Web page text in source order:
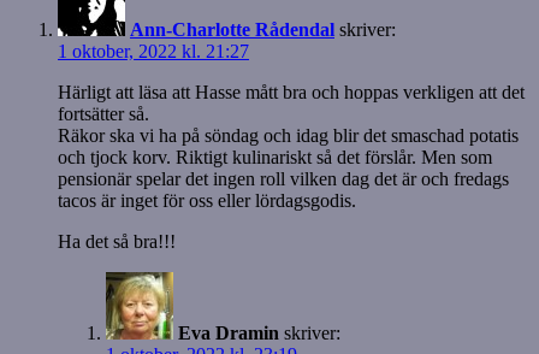
Ann-Charlotte Rådendal skriver:
1 oktober, 2022 kl. 21:27
Härligt att läsa att Hasse mått bra och hoppas verkligen att det
fortsätter så.
Räkor ska vi ha på söndag och idag blir det smaschad potatis
och tjock korv. Riktigt kulinariskt så det förslår. Men som
pensionär spelar det ingen roll vilken dag det är och fredags
tacos är inget för oss eller lördagsgodis.
Ha det så bra!!!
Eva Dramin skriver: